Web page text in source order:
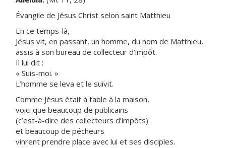
Évangile de Jésus Christ selon saint Matthieu
En ce temps-là,
Jésus vit, en passant, un homme, du nom de Matthieu,
assis à son bureau de collecteur d’impôt.
Il lui dit :
« Suis-moi. »
L’homme se leva et le suivit.
Comme Jésus était à table à la maison,
voici que beaucoup de publicains
(c’est-à-dire des collecteurs d’impôts)
et beaucoup de pécheurs
vinrent prendre place avec lui et ses disciples.